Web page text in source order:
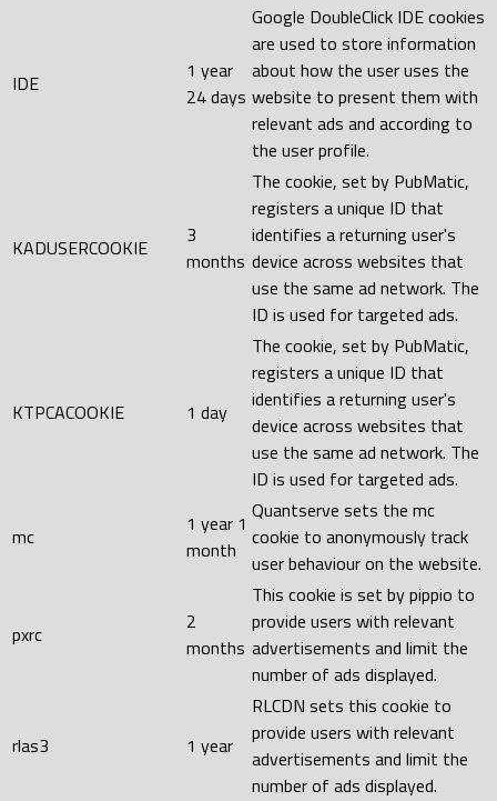
IDE
1 year
24 days
Google DoubleClick IDE cookies
are used to store information
about how the user uses the
website to present them with
relevant ads and according to
the user profile.
KADUSERCOOKIE
3
months
The cookie, set by PubMatic,
registers a unique ID that
identifies a returning user's
device across websites that
use the same ad network. The
ID is used for targeted ads.
KTPCACOOKIE 1 day
The cookie, set by PubMatic,
registers a unique ID that
identifies a returning user's
device across websites that
use the same ad network. The
ID is used for targeted ads.
mc
1 year 1
month
Quantserve sets the mc
cookie to anonymously track
user behaviour on the website.
pxrc
2
months
This cookie is set by pippio to
provide users with relevant
advertisements and limit the
number of ads displayed.
rlas3 1 year
RLCDN sets this cookie to
provide users with relevant
advertisements and limit the
number of ads displayed.